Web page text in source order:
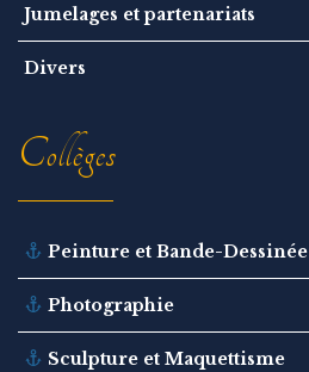
Jumelages et partenariats
Divers
Collèges
Peinture et Bande-Dessinée
Photographie
Sculpture et Maquettisme